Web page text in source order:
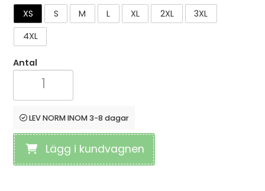
XS
S M L XL 2XL
3XL
4XL
Antal
LEV NORM INOM 3-8 dagar
Lägg i kundvagnen